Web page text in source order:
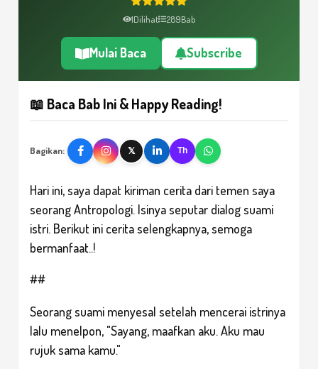
1Dilihat 289Bab
Mulai Baca Subscribe
📖 Baca Bab Ini & Happy Reading!
Bagikan: 𝕏 Th
Hari ini, saya dapat kiriman cerita dari temen saya
seorang Antropologi. Isinya seputar dialog suami
istri. Berikut ini cerita selengkapnya, semoga
bermanfaat..!
##
Seorang suami menyesal setelah mencerai istrinya
lalu menelpon, "Sayang, maafkan aku. Aku mau
rujuk sama kamu."